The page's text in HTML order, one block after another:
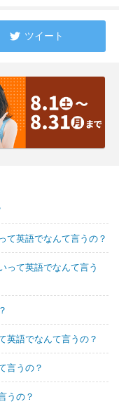
ツイート
て英語でなんて言うの？
って英語でなんて言う
英語でなんて言うの？
言うの？
うの？